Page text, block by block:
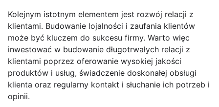
Kolejnym istotnym elementem jest rozwój relacji z
klientami. Budowanie lojalności i zaufania klientów
może być kluczem do sukcesu firmy. Warto więc
inwestować w budowanie długotrwałych relacji z
klientami poprzez oferowanie wysokiej jakości
produktów i usług, świadczenie doskonałej obsługi
klienta oraz regularny kontakt i słuchanie ich potrzeb i
opinii.